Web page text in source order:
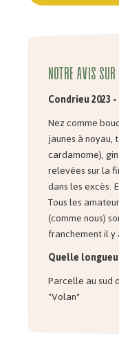
Notre avis sur
Condrieu 2023
Nez comme
jaunes à noyau,
cardamome),
relevées sur la
dans les excès.
Tous les
(comme nous)
franchement il y
Quelle
Parcelle au sud
"Volan"